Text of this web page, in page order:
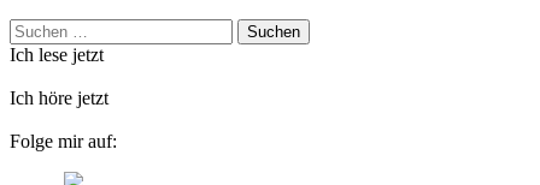
Suchen
nach:
Ich lese jetzt
Ich höre jetzt
Folge mir auf: